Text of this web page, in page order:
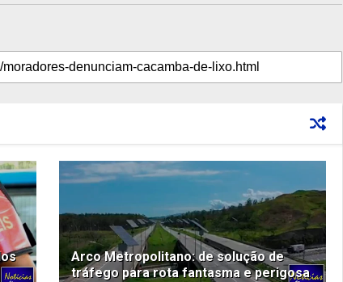
Arco Metropolitano: de solução de
tráfego para rota fantasma e perigosa